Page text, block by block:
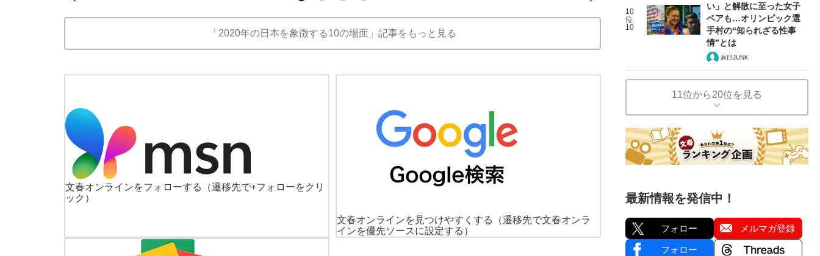
「2020年の日本を象徴する10の場面」記事をもっと見る
文春オンラインをフォローする
（遷移先で+フォローをクリ
ック）
文春オンラインを見つけやすくする
（遷移先で文春オンラ
インを優先ソースに設定する）
10
位
10
い」と解散に至った女子
ペアも…オリンピック選
手村の“知られざる性事
情”とは
辰巳JUNK
11位から20位を見る
最新情報を発信中！
フォロー メルマガ登録
フォロー